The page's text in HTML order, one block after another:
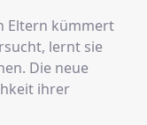
Eltern kümmert
lernt sie
Die neue
ihrer